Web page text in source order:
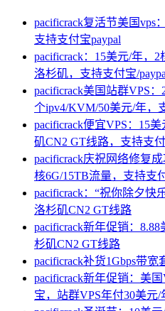
pacificrack复活节美国vps
支持支付宝paypal
pacificrack：15美元/年，2
洛杉矶，支持支付宝/
pacificrack美国站群VPS
个ipv4/KVM/50美元/年，
pacificrack便宜VPS：15
矶CN2 GT线路，支持支
pacificrack庆祝网络修复
核6G/15TB流量，支持支
pacificrack：“祝你除夕快
洛杉矶CN2 GT线路
pacificrack新年促销：
杉矶CN2 GT线路
pacificrack补货1Gbps带
pacificrack新年促销：美
宝，站群VPS年付30美元/